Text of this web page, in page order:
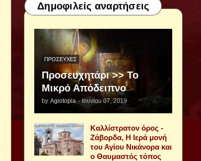
Δημοφιλείς αναρτήσεις
ΠΡΟΣΕΥΧΈΣ
Προσευχητάρι >> Το
Μικρό Απόδειπνο
by Agiotopia - Ιουνίου 07, 2019
Καλλίστρατον όρος -
Ζάβορδα, Η Ιερά μονή
του Αγίου Νικάνορα και
ο Θαυμαστός τόπος